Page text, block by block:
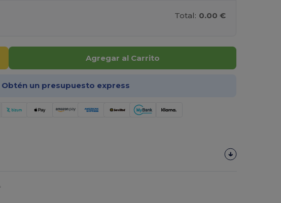
Total: 0.00 €
Agregar al Carrito
Obtén un presupuesto express